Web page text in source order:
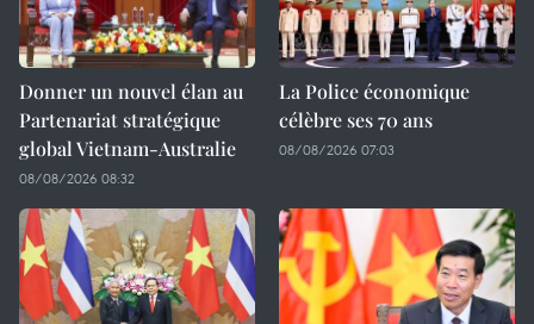
Donner un nouvel élan au
Partenariat stratégique
global Vietnam-Australie
08/08/2026 08:32
La Police économique
célèbre ses 70 ans
08/08/2026 07:03